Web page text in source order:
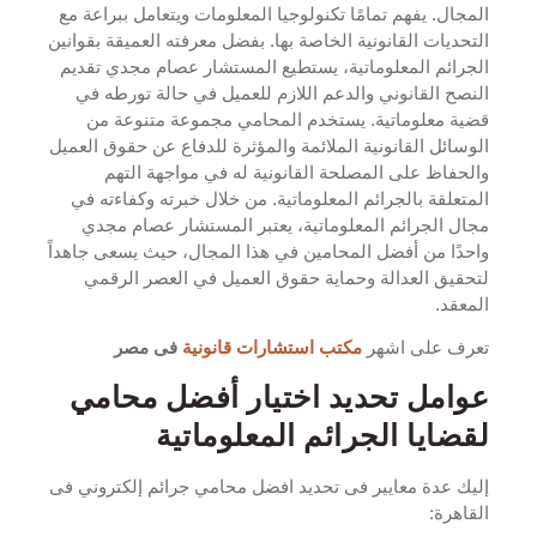
المجال. يفهم تمامًا تكنولوجيا المعلومات ويتعامل ببراعة مع
التحديات القانونية الخاصة بها. بفضل معرفته العميقة بقوانين
الجرائم المعلوماتية، يستطيع المستشار عصام مجدي تقديم
النصح القانوني والدعم اللازم للعميل في حالة تورطه في
قضية معلوماتية. يستخدم المحامي مجموعة متنوعة من
الوسائل القانونية الملائمة والمؤثرة للدفاع عن حقوق العميل
والحفاظ على المصلحة القانونية له في مواجهة التهم
المتعلقة بالجرائم المعلوماتية. من خلال خبرته وكفاءته في
مجال الجرائم المعلوماتية، يعتبر المستشار عصام مجدي
واحدًا من أفضل المحامين في هذا المجال، حيث يسعى جاهداً
لتحقيق العدالة وحماية حقوق العميل في العصر الرقمي
المعقد.
تعرف على اشهر مكتب استشارات قانونية فى مصر
عوامل تحديد اختيار أفضل محامي
لقضايا الجرائم المعلوماتية
إليك عدة معايير فى تحديد افضل محامي جرائم إلكتروني فى
القاهرة: